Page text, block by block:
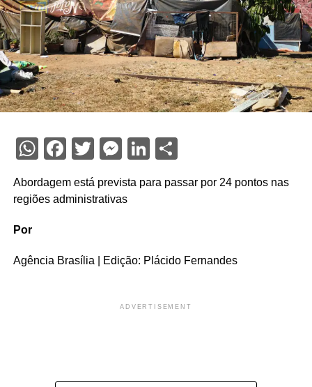
WhatsApp
Facebook
Twitter
Messenger
LinkedIn
Share
Abordagem está prevista para passar por 24 pontos nas
regiões administrativas
Por
Agência Brasília | Edição: Plácido Fernandes
ADVERTISEMENT